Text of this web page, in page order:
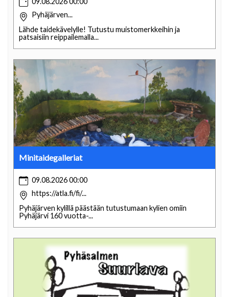
Pyhäjärven...
Lähde taidekävelylle! Tutustu muistomerkkeihin ja
patsaisiin reippailemalla...
Minitaidegalleriat
09.08.2026 00:00
https://atla.fi/fi/...
Pyhäjärven kylillä päästään tutustumaan kylien omiin
Pyhäjärvi 160 vuotta-...